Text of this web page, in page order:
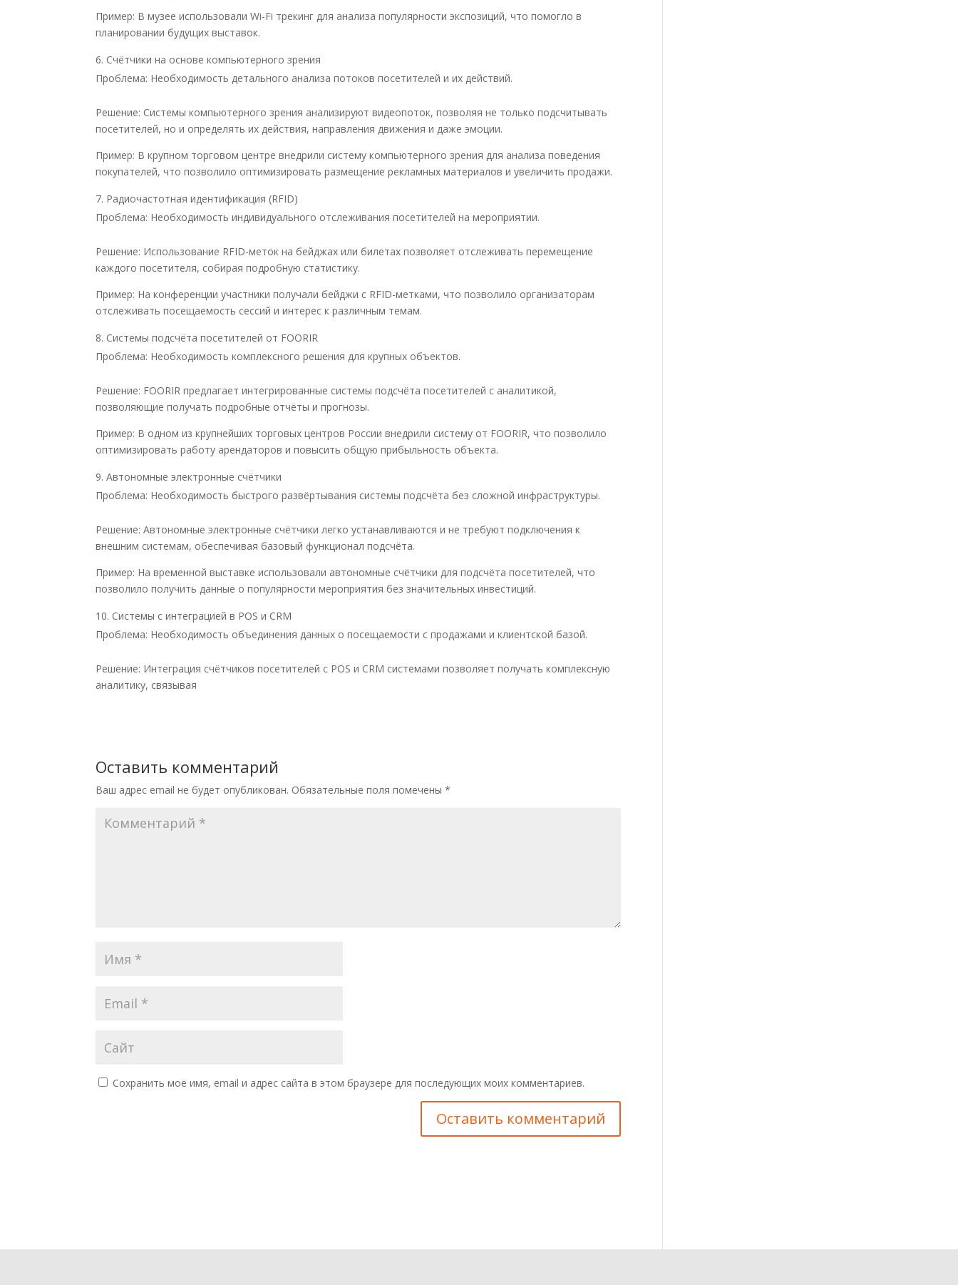
Пример: В музее использовали Wi-Fi трекинг для анализа популярности экспозиций, что помогло в
планировании будущих выставок.
Счётчики на основе компьютерного зрения
Проблема: Необходимость детального анализа потоков посетителей и их действий.
Решение: Системы компьютерного зрения анализируют видеопоток, позволяя не только подсчитывать
посетителей, но и определять их действия, направления движения и даже эмоции.
Пример: В крупном торговом центре внедрили систему компьютерного зрения для анализа поведения
покупателей, что позволило оптимизировать размещение рекламных материалов и увеличить продажи.
Радиочастотная идентификация (RFID)
Проблема: Необходимость индивидуального отслеживания посетителей на мероприятии.
Решение: Использование RFID-меток на бейджах или билетах позволяет отслеживать перемещение
каждого посетителя, собирая подробную статистику.
Пример: На конференции участники получали бейджи с RFID-метками, что позволило организаторам
отслеживать посещаемость сессий и интерес к различным темам.
Системы подсчёта посетителей от FOORIR
Проблема: Необходимость комплексного решения для крупных объектов.
Решение: FOORIR предлагает интегрированные системы подсчёта посетителей с аналитикой,
позволяющие получать подробные отчёты и прогнозы.
Пример: В одном из крупнейших торговых центров России внедрили систему от FOORIR, что позволило
оптимизировать работу арендаторов и повысить общую прибыльность объекта.
Автономные электронные счётчики
Проблема: Необходимость быстрого развёртывания системы подсчёта без сложной инфраструктуры.
Решение: Автономные электронные счётчики легко устанавливаются и не требуют подключения к
внешним системам, обеспечивая базовый функционал подсчёта.
Пример: На временной выставке использовали автономные счётчики для подсчёта посетителей, что
позволило получить данные о популярности мероприятия без значительных инвестиций.
Системы с интеграцией в POS и CRM
Проблема: Необходимость объединения данных о посещаемости с продажами и клиентской базой.
Решение: Интеграция счётчиков посетителей с POS и CRM системами позволяет получать комплексную
аналитику, связывая
Оставить комментарий
Ваш адрес email не будет опубликован. Обязательные поля помечены*
Сохранить моё имя, email и адрес сайта в этом браузере для последующих моих комментариев.